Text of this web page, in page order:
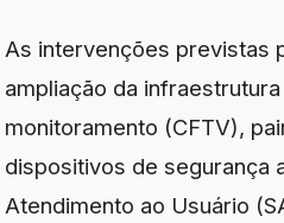
As intervenções previstas
ampliação da
monitoramento (CFTV),
dispositivos de segurança
Atendimento ao Usuário